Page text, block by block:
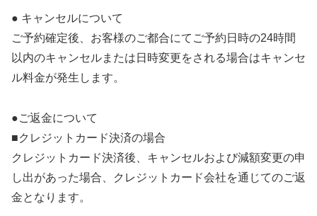
​● キャンセルについて
ご予約確定後、お客様のご都合にてご予約日時の24時間
以内のキャンセルまたは日時変更をされる場合はキャンセ
ル料金が発生します。
​●ご返金について
■クレジットカード決済の場合
クレジットカード決済後、キャンセルおよび減額変更の申
し出があった場合、クレジットカード会社を通じてのご返
金となります。